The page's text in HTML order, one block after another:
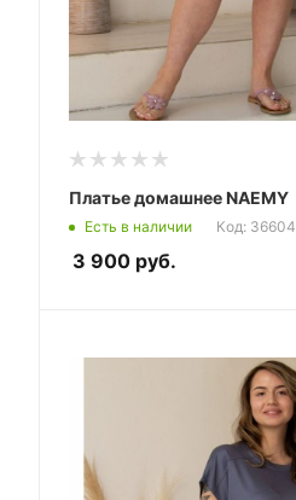
Платье домашнее NAEMY
Есть в наличии Код: 36604
3 900 руб.